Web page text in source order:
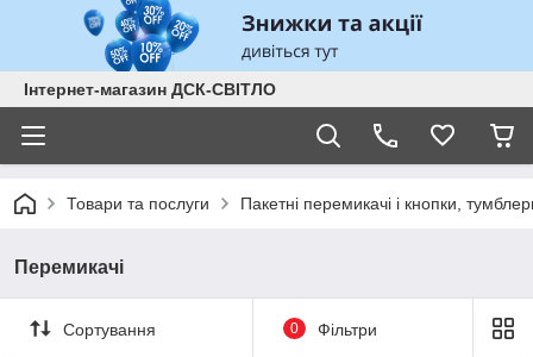
Інтернет-магазин ДСК-СВІТЛО
Товари та послуги Пакетні перемикачі і кнопки,
Перемикачі
Сортування 0 Фільтри